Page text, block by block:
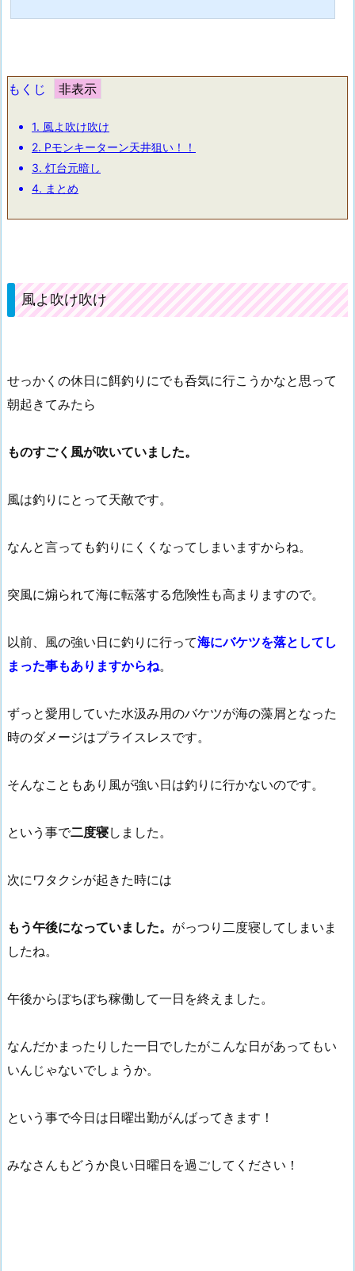
もくじ
1. 風よ吹け吹け
2. Pモンキーターン天井狙い！！
3. 灯台元暗し
4. まとめ
風よ吹け吹け
せっかくの休日に餌釣りにでも呑気に行こうかなと思って
朝起きてみたら
ものすごく風が吹いていました。
風は釣りにとって天敵です。
なんと言っても釣りにくくなってしまいますからね。
突風に煽られて海に転落する危険性も高まりますので。
以前、風の強い日に釣りに行って海にバケツを落としてし
まった事もありますからね。
ずっと愛用していた水汲み用のバケツが海の藻屑となった
時のダメージはプライスレスです。
そんなこともあり風が強い日は釣りに行かないのです。
という事で二度寝しました。
次にワタクシが起きた時には
もう午後になっていました。 がっつり二度寝してしまいま
したね。
午後からぼちぼち稼働して一日を終えました。
なんだかまったりした一日でしたがこんな日があってもい
いんじゃないでしょうか。
という事で今日は日曜出勤がんばってきます！
みなさんもどうか良い日曜日を過ごしてください！